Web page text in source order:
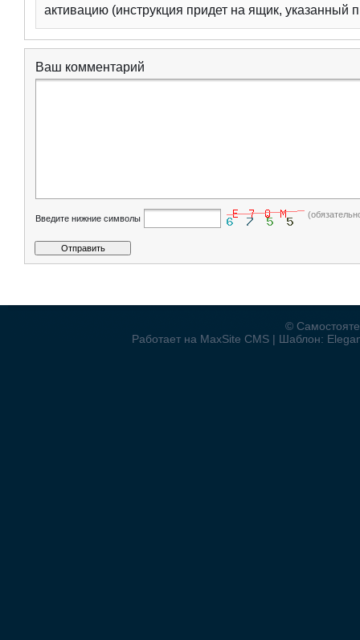
активацию (инструкция придет на ящик, указанный
Ваш комментарий
Введите нижние символы
©
Работает на MaxSite CMS | Шаблон: